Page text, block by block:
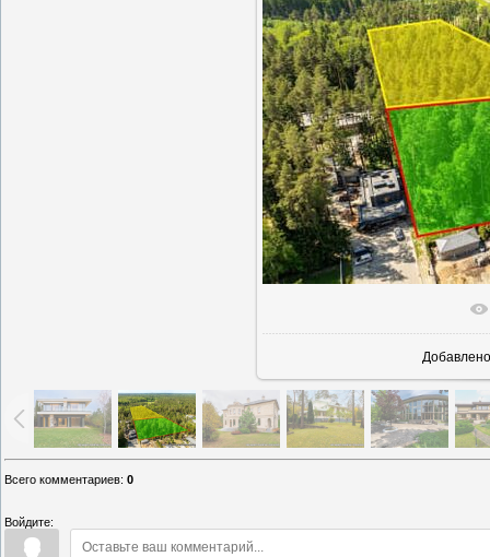
В
Добавлено
Всего комментариев: 0
Войдите: